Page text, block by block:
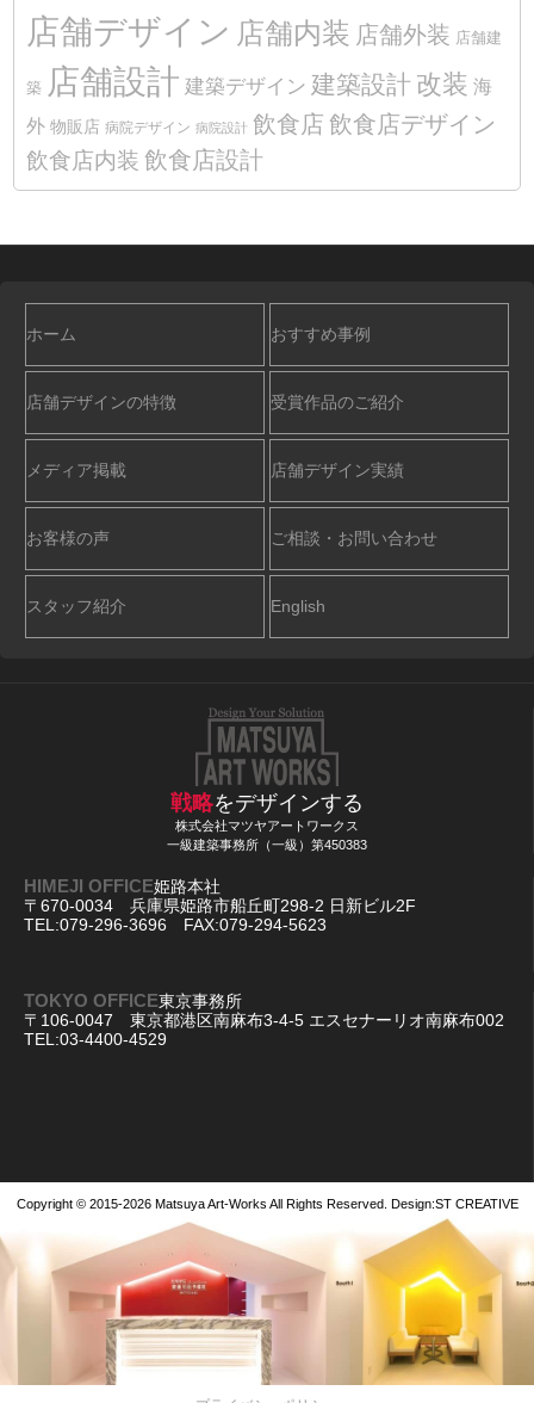
店舗デザイン 店舗内装 店舗外装 店舗建
築 店舗設計 建築デザイン 建築設計 改装 海
外 物販店 病院デザイン 病院設計 飲食店 飲食店デザイン
飲食店内装 飲食店設計
ホーム おすすめ事例
店舗デザインの特徴 受賞作品のご紹介
メディア掲載 店舗デザイン実績
お客様の声 ご相談・お問い合わせ
スタッフ紹介 English
戦略をデザインする
株式会社マツヤアートワークス
一級建築事務所（一級）第450383
HIMEJI OFFICE姫路本社
〒670-0034 兵庫県姫路市船丘町298-2 日新ビル2F
TEL:079-296-3696 FAX:079-294-5623
TOKYO OFFICE東京事務所
〒106-0047 東京都港区南麻布3-4-5 エスセナーリオ南麻布002
TEL:03-4400-4529
Copyright © 2015-2026 Matsuya Art-Works All Rights Reserved. Design:ST CREATIVE